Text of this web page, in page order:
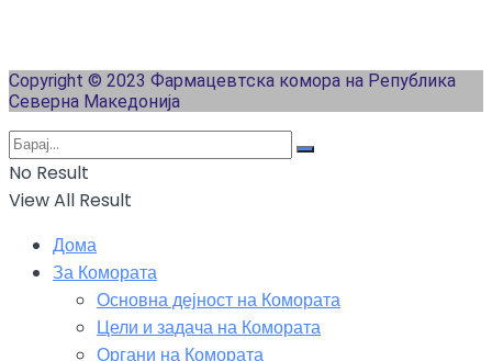
Copyright © 2023 Фармацевтска комора на Република
Северна Македонија
No Result
View All Result
Дома
За Комората
Основна дејност на Комората
Цели и задача на Комората
Органи на Комората